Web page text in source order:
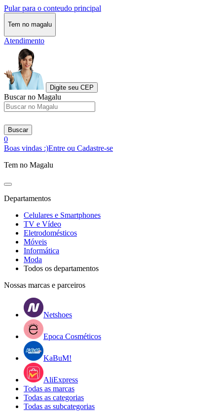
Pular para o conteudo principal
Tem no magalu
Atendimento
Digite seu CEP
Buscar no Magalu
Buscar
0
Boas vindas :)Entre ou Cadastre-se
Tem no Magalu
Departamentos
Celulares e Smartphones
TV e Vídeo
Eletrodomésticos
Móveis
Informática
Moda
Todos os departamentos
Nossas marcas e parceiros
Netshoes
Epoca Cosméticos
KaBuM!
AliExpress
Todas as marcas
Todas as categorias
Todas as subcategorias